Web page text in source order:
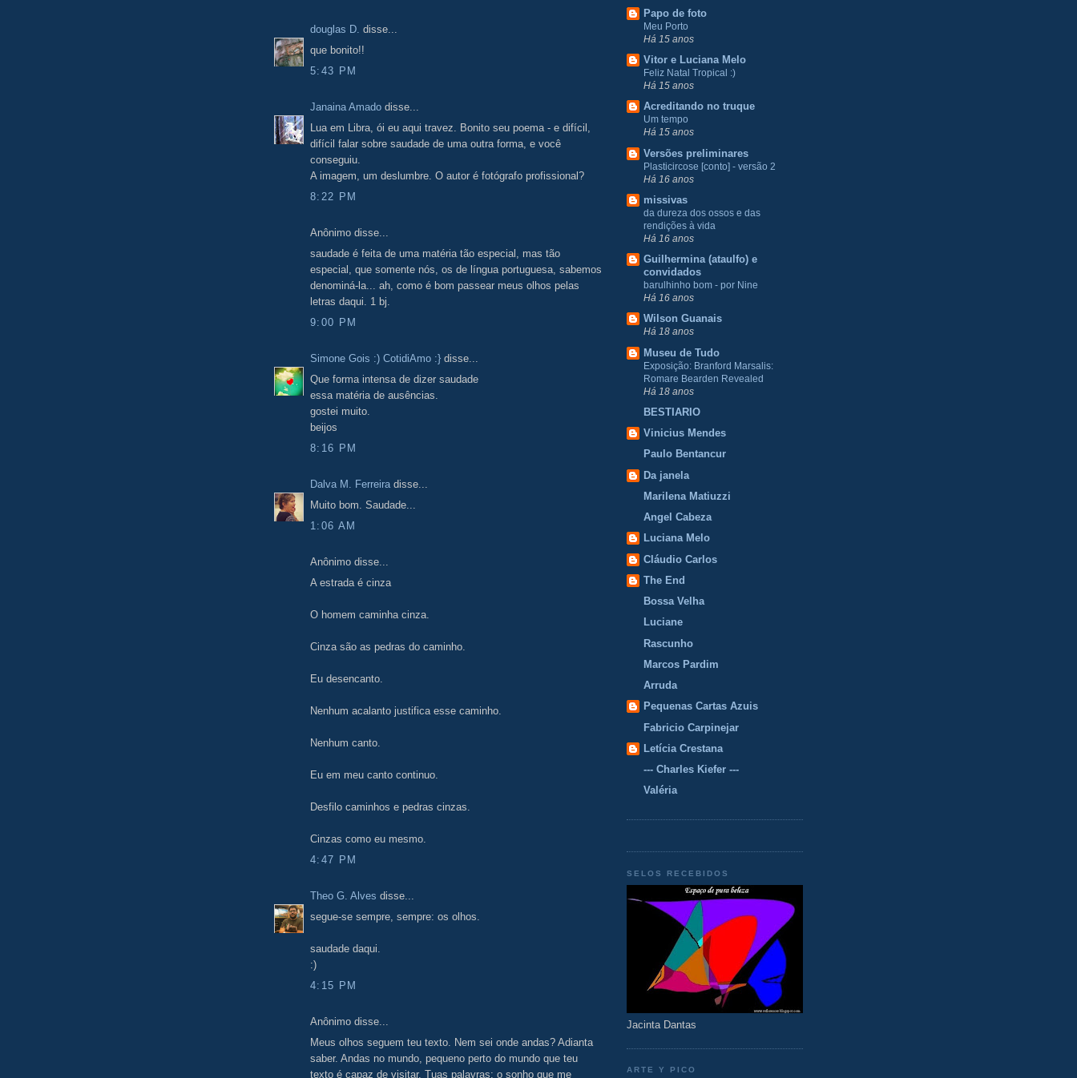
douglas D. disse...
que bonito!!
5:43 PM
Janaina Amado disse...
Lua em Libra, ói eu aqui travez. Bonito seu poema - e difícil,
difícil falar sobre saudade de uma outra forma, e você
conseguiu.
A imagem, um deslumbre. O autor é fotógrafo profissional?
8:22 PM
Anônimo disse...
saudade é feita de uma matéria tão especial, mas tão
especial, que somente nós, os de língua portuguesa, sabemos
denominá-la... ah, como é bom passear meus olhos pelas
letras daqui. 1 bj.
9:00 PM
Simone Gois :) CotidiAmo :} disse...
Que forma intensa de dizer saudade
essa matéria de ausências.
gostei muito.
beijos
8:16 PM
Dalva M. Ferreira disse...
Muito bom. Saudade...
1:06 AM
Anônimo disse...
A estrada é cinza
O homem caminha cinza.
Cinza são as pedras do caminho.
Eu desencanto.
Nenhum acalanto justifica esse caminho.
Nenhum canto.
Eu em meu canto continuo.
Desfilo caminhos e pedras cinzas.
Cinzas como eu mesmo.
4:47 PM
Theo G. Alves disse...
segue-se sempre, sempre: os olhos.
saudade daqui.
:)
4:15 PM
Anônimo disse...
Meus olhos seguem teu texto. Nem sei onde andas? Adianta
saber. Andas no mundo, pequeno perto do mundo que teu
texto é capaz de visitar. Tuas palavras: o sonho que me
Papo de foto
Meu Porto
Há 15 anos
Vitor e Luciana Melo
Feliz Natal Tropical :)
Há 15 anos
Acreditando no truque
Um tempo
Há 15 anos
Versões preliminares
Plasticircose [conto] - versão 2
Há 16 anos
missivas
da dureza dos ossos e das
rendições à vida
Há 16 anos
Guilhermina (ataulfo) e
convidados
barulhinho bom - por Nine
Há 16 anos
Wilson Guanais
Há 18 anos
Museu de Tudo
Exposição: Branford Marsalis:
Romare Bearden Revealed
Há 18 anos
BESTIARIO
Vinicius Mendes
Paulo Bentancur
Da janela
Marilena Matiuzzi
Angel Cabeza
Luciana Melo
Cláudio Carlos
The End
Bossa Velha
Luciane
Rascunho
Marcos Pardim
Arruda
Pequenas Cartas Azuis
Fabricio Carpinejar
Letícia Crestana
--- Charles Kiefer ---
Valéria
SELOS RECEBIDOS
Jacinta Dantas
ARTE Y PICO